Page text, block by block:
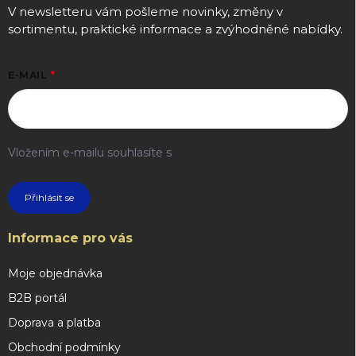
V newsletteru vám pošleme novinky, změny v
sortimentu, praktické informace a zvýhodněné nabídky.
E-MAIL
Vložením e-mailu souhlasíte s
Přihlásit se
Informace pro vás
Moje objednávka
B2B portál
Doprava a platba
Obchodní podmínky